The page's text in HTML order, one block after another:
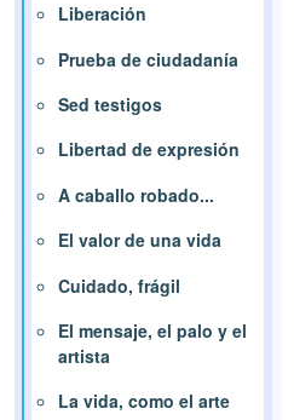
Liberación
Prueba de ciudadanía
Sed testigos
Libertad de expresión
A caballo robado...
El valor de una vida
Cuidado, frágil
El mensaje, el palo y el
artista
La vida, como el arte